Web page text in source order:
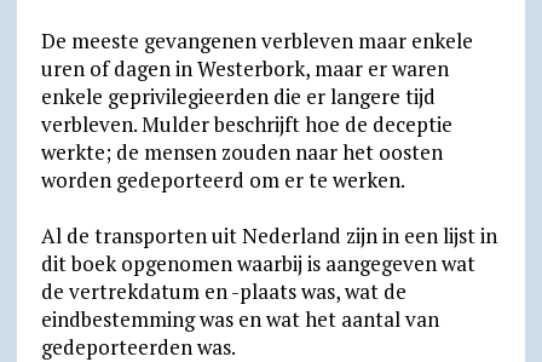
De meeste gevangenen verbleven maar enkele
uren of dagen in Westerbork, maar er waren
enkele geprivilegieerden die er langere tijd
verbleven. Mulder beschrijft hoe de deceptie
werkte; de mensen zouden naar het oosten
worden gedeporteerd om er te werken.
Al de transporten uit Nederland zijn in een lijst in
dit boek opgenomen waarbij is aangegeven wat
de vertrekdatum en -plaats was, wat de
eindbestemming was en wat het aantal van
gedeporteerden was.